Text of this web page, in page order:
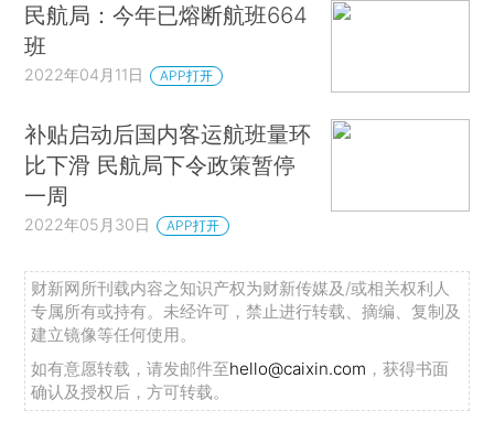
民航局：今年已熔断航班664
班
2022年04月11日 APP打开
补贴启动后国内客运航班量环
比下滑 民航局下令政策暂停
一周
2022年05月30日 APP打开
财新网所刊载内容之知识产权为财新传媒及/或相关权利人
专属所有或持有。未经许可，禁止进行转载、摘编、复制及
建立镜像等任何使用。
如有意愿转载，请发邮件至hello@caixin.com ，获得书面
确认及授权后，方可转载。